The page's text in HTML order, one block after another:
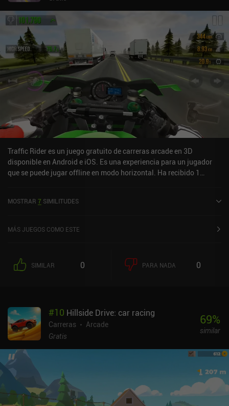
Traffic Rider es un juego gratuito de carreras arcade en 3D
disponible en Android e iOS. Es una experiencia para un jugador
que se puede jugar offline en modo horizontal. Ha recibido 1
5,0 en Google Play y de 4,6 sobre 5,0 en la App Store de iOS.
MOSTRAR 7 SIMILITUDES
MÁS JUEGOS COMO ESTE
SIMILAR 0 PARA NADA 0
#10 Hillside Drive: car racing
Carreras
Arcade
Gratis
69%
similar